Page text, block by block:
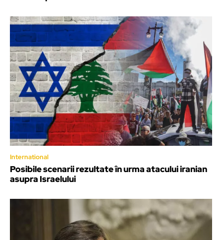
International
Posibile scenarii rezultate în urma atacului iranian
asupra Israelului